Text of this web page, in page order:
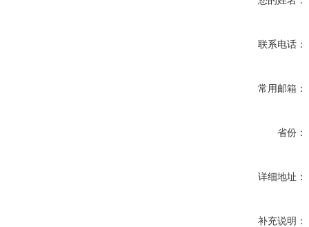
联系电话：
常用邮箱：
省份：
详细地址：
补充说明：